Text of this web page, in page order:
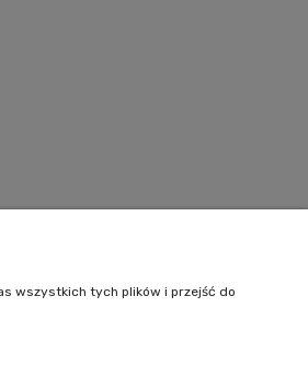
O nas
wszystkich tych plików i przejść do